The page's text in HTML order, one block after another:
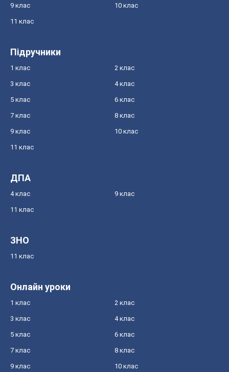
9 клас 10 клас
11 клас
Підручники
1 клас 2 клас
3 клас 4 клас
5 клас 6 клас
7 клас 8 клас
9 клас 10 клас
11 клас
ДПА
4 клас 9 клас
11 клас
ЗНО
11 клас
Онлайн уроки
1 клас 2 клас
3 клас 4 клас
5 клас 6 клас
7 клас 8 клас
9 клас 10 клас